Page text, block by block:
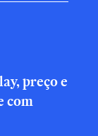
preço e
com